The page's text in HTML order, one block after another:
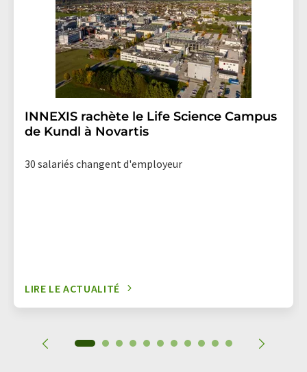
correspondante.
INNEXIS rachète le Life Science Campus
de Kundl à Novartis
30 salariés changent d'employeur
LIRE LE ACTUALITÉ